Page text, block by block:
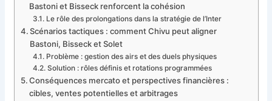
Bastoni et Bisseck renforcent la cohésion
Le rôle des prolongations dans la stratégie de l’Inter
Scénarios tactiques : comment Chivu peut aligner
Bastoni, Bisseck et Solet
Problème : gestion des airs et des duels physiques
Solution : rôles définis et rotations programmées
Conséquences mercato et perspectives financières :
cibles, ventes potentielles et arbitrages